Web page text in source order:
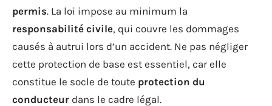
permis. La loi impose au minimum la
responsabilité civile, qui couvre les dommages
causés à autrui lors d’un accident. Ne pas négliger
cette protection de base est essentiel, car elle
constitue le socle de toute protection du
conducteur dans le cadre légal.